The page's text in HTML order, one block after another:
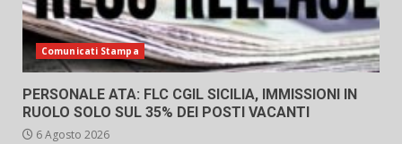
Comunicati Stampa
PERSONALE ATA: FLC CGIL SICILIA, IMMISSIONI IN
RUOLO SOLO SUL 35% DEI POSTI VACANTI
6 Agosto 2026